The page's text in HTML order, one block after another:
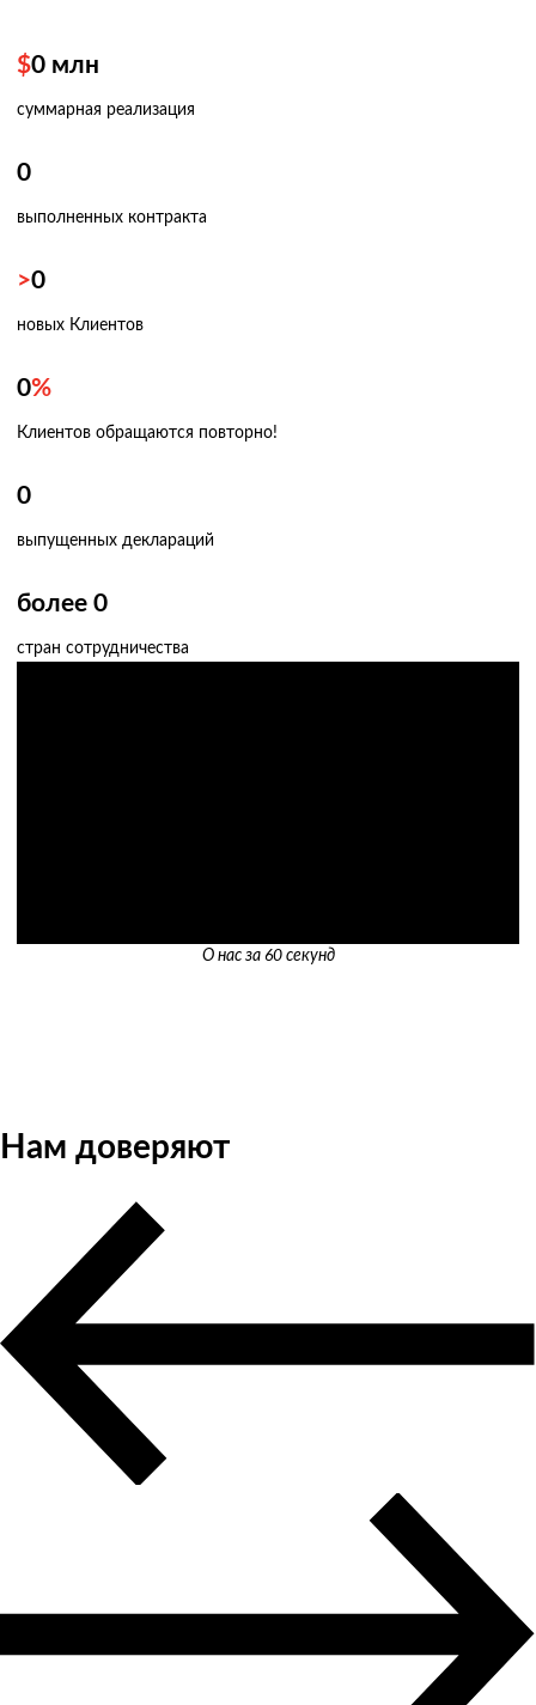
$0 млн
суммарная реализация
0
выполненных контракта
>0
новых Клиентов
0%
Клиентов обращаются повторно!
0
выпущенных деклараций
более 0
стран сотрудничества
О нас за 60 секунд
Нам доверяют